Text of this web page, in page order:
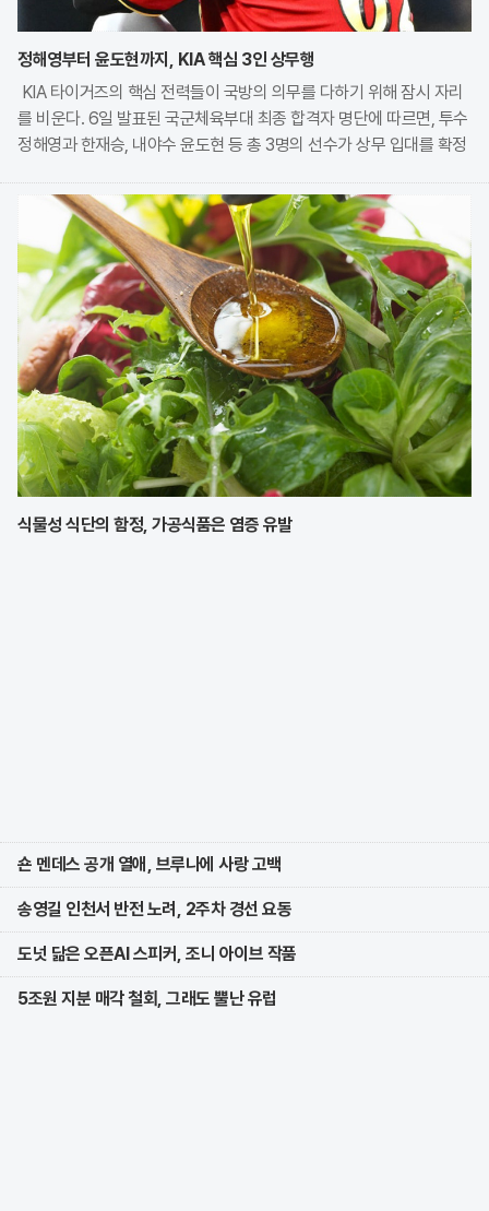
정해영부터 윤도현까지, KIA 핵심 3인 상무행
KIA 타이거즈의 핵심 전력들이 국방의 의무를 다하기 위해 잠시 자리
를 비운다. 6일 발표된 국군체육부대 최종 합격자 명단에 따르면, 투수
정해영과 한재승, 내야수 윤도현 등 총 3명의 선수가 상무 입대를 확정
을 보였으나, 최종적으로 구단과
식물성 식단의 함정, 가공식품은 염증 유발
숀 멘데스 공개 열애, 브루나에 사랑 고백
송영길 인천서 반전 노려, 2주차 경선 요동
도넛 닮은 오픈AI 스피커, 조니 아이브 작품
5조원 지분 매각 철회, 그래도 뿔난 유럽